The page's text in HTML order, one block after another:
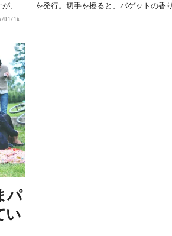
、
01/14
を発行。切手を擦ると、バゲットの香
パ
い